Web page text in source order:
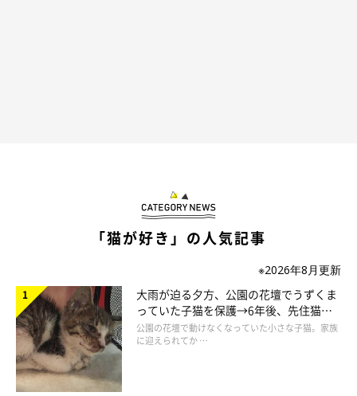
「猫が好き」の人気記事
※2026年8月更新
大雨が迫る夕方、公園の花壇でうずくま
っていた子猫を保護→6年後、先住猫
と“姉妹”のような関係に
公園の花壇で動けなくなっていた小さな子猫。家族
に迎えられてか …